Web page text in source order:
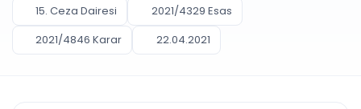
PLANLAMA & TAKİP
Pano ve Takip
15. Ceza Dairesi
2021/4329 Esas
2021/4846 Karar
22.04.2021